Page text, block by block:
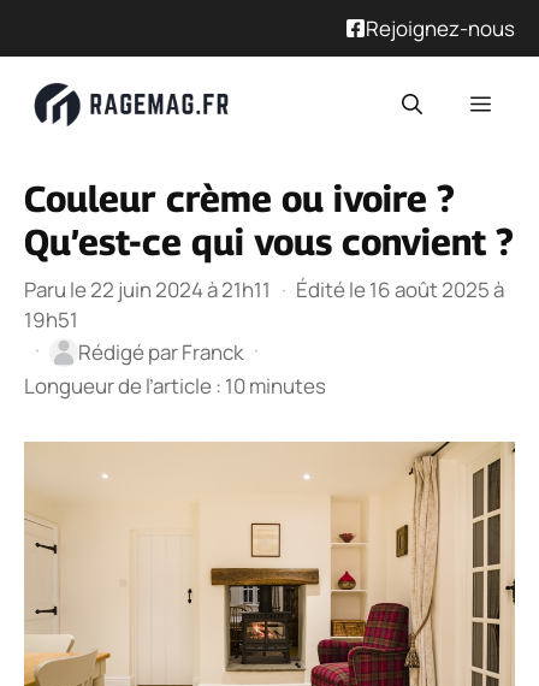
Rejoignez-nous
Couleur crème ou ivoire ?
Qu’est-ce qui vous convient ?
Paru le 22 juin 2024 à 21h11 · Édité le 16 août 2025 à
19h51
·
Rédigé parFranck ·
Longueur de l’article : 10 minutes